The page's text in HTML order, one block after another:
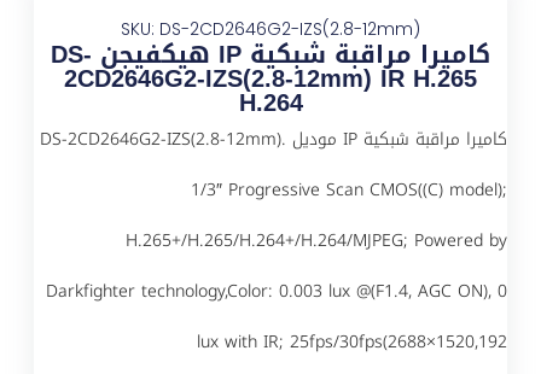
SKU: DS-2CD2646G2-IZS(2.8-12mm)
كاميرا مراقبة شبكية IP هيكفيجن DS-
2CD2646G2-IZS(2.8-12mm) IR H.265
H.264
كاميرا مراقبة شبكية IP موديل DS-2CD2646G2-IZS(2.8-12mm).
1/3″ Progressive Scan CMOS((C) model);
H.265+/H.265/H.264+/H.264/MJPEG; Powered by
Darkfighter technology,Color: 0.003 lux @(F1.4, AGC ON), 0
lux with IR; 25fps/30fps(2688×1520,192